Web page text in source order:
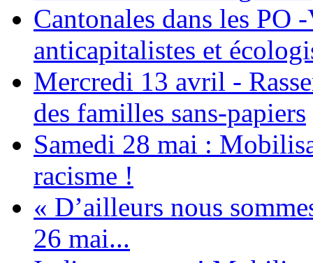
Cantonales dans les PO
anticapitalistes et
Mercredi 13 avril -
des familles sans-papiers
Samedi 28 mai :
racisme !
« D’ailleurs nous
26 mai...